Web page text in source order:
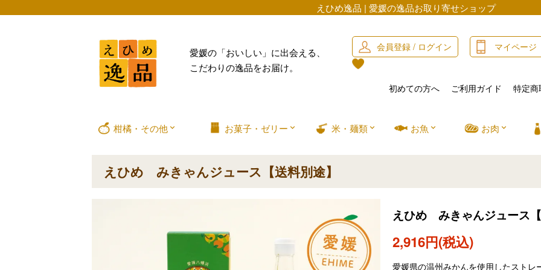
えひめ逸品 | 愛媛の逸品お取り寄せショップ
愛媛の「おいしい」に出会える、
こだわりの逸品をお届け。
会員登録 / ログイン マイページ
初めての方へ ご利用ガイド 特定商
柑橘・その他 お菓子・ゼリー 米・麺類 お魚 お肉
えひめ みきゃんジュース【送料別途】
えひめ みきゃんジュース
2,916円(税込)
愛媛県の温州みかんを使用したスト